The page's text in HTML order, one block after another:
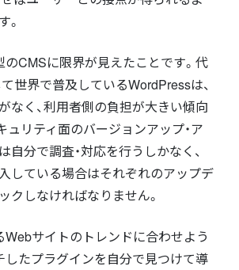
。
のCMSに限界が見えたことです。代
世界で普及しているWordPressは、
なく、利用者側の負担が大きい傾向
ュリティ面のバージョンアップ・ア
自分で調査・対応を行うしかなく、
している場合はそれぞれのアップデ
クしなければなりません。
Webサイトのトレンドに合わせよう
したプラグインを自分で見つけて導